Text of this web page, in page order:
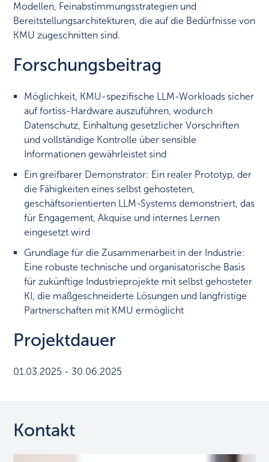
Modellen, Feinabstimmungsstrategien und
Bereitstellungsarchitekturen, die auf die Bedürfnisse von
KMU zugeschnitten sind.
Forschungsbeitrag
Möglichkeit, KMU-spezifische LLM-Workloads sicher
auf fortiss-Hardware auszuführen, wodurch
Datenschutz, Einhaltung gesetzlicher Vorschriften
und vollständige Kontrolle über sensible
Informationen gewährleistet sind
Ein greifbarer Demonstrator: Ein realer Prototyp, der
die Fähigkeiten eines selbst gehosteten,
geschäftsorientierten LLM-Systems demonstriert, das
für Engagement, Akquise und internes Lernen
eingesetzt wird
Grundlage für die Zusammenarbeit in der Industrie:
Eine robuste technische und organisatorische Basis
für zukünftige Industrieprojekte mit selbst gehosteter
KI, die maßgeschneiderte Lösungen und langfristige
Partnerschaften mit KMU ermöglicht
Projektdauer
01.03.2025 - 30.06.2025
Kontakt